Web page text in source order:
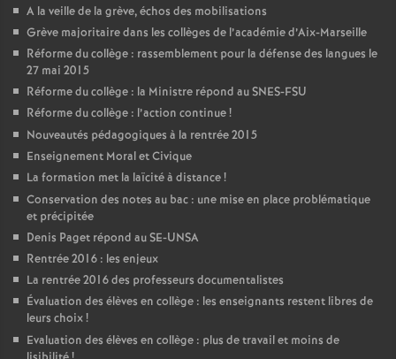
A la veille de la grève, échos des mobilisations
Grève majoritaire dans les collèges de l’académie d’Aix-Marseille
Réforme du collège : rassemblement pour la défense des langues le
27 mai 2015
Réforme du collège : la Ministre répond au SNES-FSU
Réforme du collège : l’action continue!
Nouveautés pédagogiques à la rentrée 2015
Enseignement Moral et Civique
La formation met la laïcité à distance!
Conservation des notes au bac : une mise en place problématique
et précipitée
Denis Paget répond au SE-UNSA
Rentrée 2016 : les enjeux
La rentrée 2016 des professeurs documentalistes
Évaluation des élèves en collège : les enseignants restent libres de
leurs choix!
Evaluation des élèves en collège : plus de travail et moins de